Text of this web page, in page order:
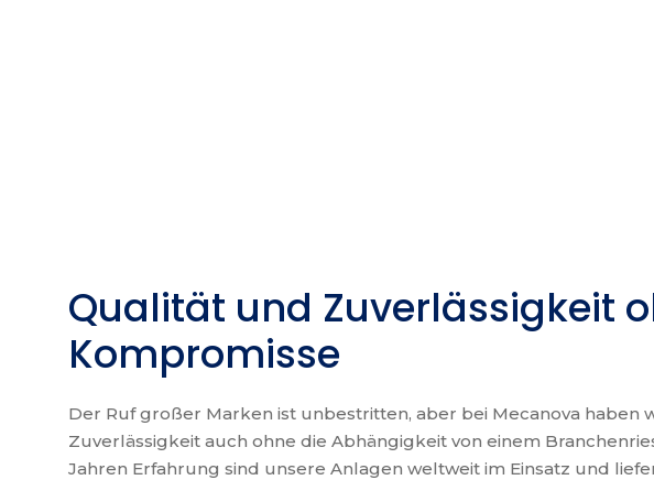
Qualität und Zuverlässigkeit
Kompromisse
Der Ruf großer Marken ist unbestritten, aber bei Mecanova haben
Zuverlässigkeit auch ohne die Abhängigkeit von einem
Jahren Erfahrung sind unsere Anlagen weltweit im Einsatz und